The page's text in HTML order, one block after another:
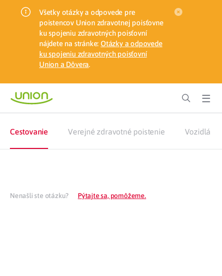
Všetky otázky a odpovede pre
poistencov Union zdravotnej poisťovne
ku spojeniu zdravotných poisťovní
nájdete na stránke: Otázky a odpovede
ku spojeniu zdravotných poisťovní
Union a Dôvera.
Cestovanie Verejné zdravotné poistenie Vozidlá
Nenašli ste otázku? Pýtajte sa, pomôžeme.